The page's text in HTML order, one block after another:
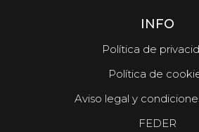
INFO
Política de
Política de
Aviso legal y
FEDER